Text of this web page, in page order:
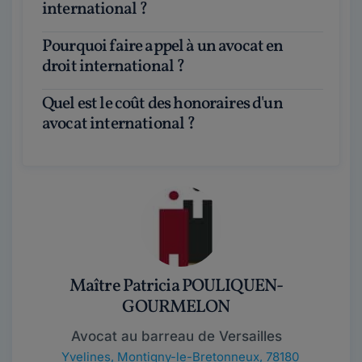
international ?
Pourquoi faire appel à un avocat en
droit international ?
Quel est le coût des honoraires d'un
avocat international ?
Maître Patricia POULIQUEN-
GOURMELON
Avocat au barreau de Versailles
Yvelines, Montigny-le-Bretonneux, 78180